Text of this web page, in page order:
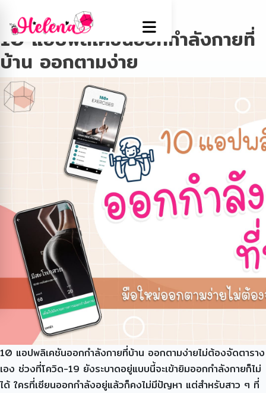
Tag:Exercise
10 แอปพลิเคชันออกกำลังกายที่
บ้าน ออกตามง่าย
10 แอปพลิเคชันออกกำลังกายที่บ้าน ออกตามง่ายไม่ต้องจัดตาราง
เอง ช่วงที่โควิด-19 ยังระบาดอยู่แบบนี้จะเข้ายิมออกกำลังกายก็ไม่
ได้ ใครที่เซียนออกกำลังอยู่แล้วก็คงไม่มีปัญหา แต่สำหรับสาว ๆ ที่